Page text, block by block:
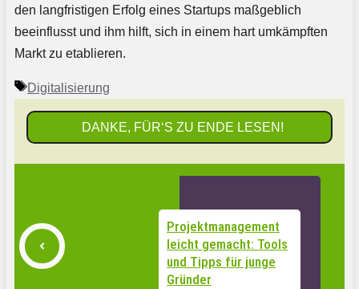
den langfristigen Erfolg eines Startups maßgeblich
beeinflusst und ihm hilft, sich in einem hart umkämpften
Markt zu etablieren.
Schlagwörter
Digitalisierung
DANKE, FÜR‘S ZU ENDE LESEN!
Projektmanagement
leicht gemacht: Tools
und Tipps für junge
Gründer